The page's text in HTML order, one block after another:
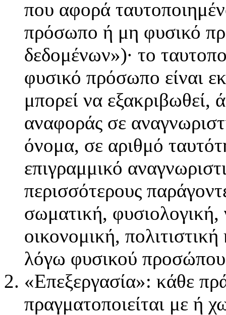
που αφορά
πρόσωπο ή μη φυσικό
δεδομένων»)· το
φυσικό πρόσωπο είναι
μπορεί να εξακριβωθεί,
αναφοράς σε
όνομα, σε αριθμό
επιγραμμικό
περισσότερους
σωματική, φυσιολογική,
οικονομική,
λόγω φυσικού
«Επεξεργασία»: κάθε
πραγματοποιείται με ή